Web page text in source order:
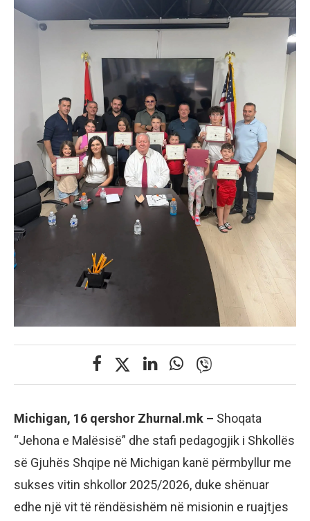
Michigan, 16 qershor Zhurnal.mk – Shoqata
“Jehona e Malësisë” dhe stafi pedagogjik i Shkollës
së Gjuhës Shqipe në Michigan kanë përmbyllur me
sukses vitin shkollor 2025/2026, duke shënuar
edhe një vit të rëndësishëm në misionin e ruajtjes